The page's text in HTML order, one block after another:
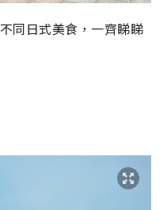
同日式美食，一齊睇睇